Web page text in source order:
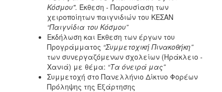
Κόσμου". Έκθεση - Παρουσίαση των
χειροποίητων παιγνιδιών του ΚΕΣΑΝ
“Παιγνίδια του Κόσμου”
Εκδήλωση και Έκθεση των έργων του
Προγράμματος “Συμμετοχική Πινακοθήκη”
των συνεργαζόμενων σχολείων (Ηράκλειο -
Χανιά) με θέμα: “Τα όνειρά μας”
Συμμετοχή στο Πανελλήνιο Δίκτυο Φορέων
Πρόληψης της Εξάρτησης